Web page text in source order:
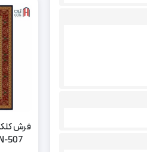
فرش
507-N، سرمه ای چهارمتری